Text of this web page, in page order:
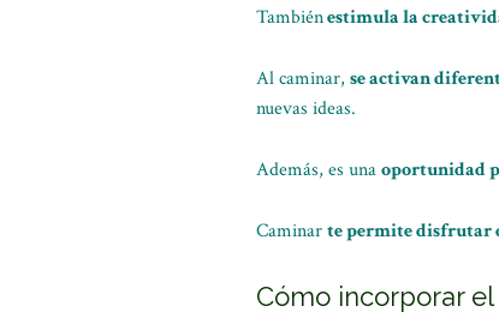
Tambiénestimula la
Al caminar, se activan
nuevas ideas.
Además, es unaoportunidad
Caminarte permite disfrutar
Cómo incorporar